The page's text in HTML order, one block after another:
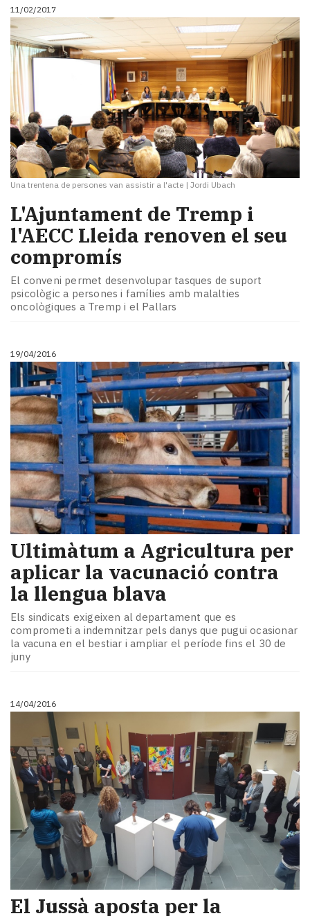
11/02/2017
Una trentena de persones van assistir a l'acte | Jordi Ubach
L'Ajuntament de Tremp i
l'AECC Lleida renoven el seu
compromís
El conveni permet desenvolupar tasques de suport
psicològic a persones i famílies amb malalties
oncològiques a Tremp i el Pallars
19/04/2016
Ultimàtum a Agricultura per
aplicar la vacunació contra
la llengua blava
Els sindicats exigeixen al departament que es
comprometi a indemnitzar pels danys que pugui ocasionar
la vacuna en el bestiar i ampliar el període fins el 30 de
juny
14/04/2016
​El Jussà aposta per la